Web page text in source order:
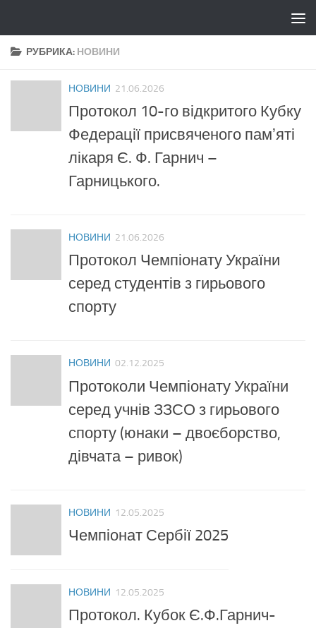
РУБРИКА: НОВИНИ
НОВИНИ 21.06.2026
Протокол 10-го відкритого Кубку
Федерації присвяченого памʼяті
лікаря Є. Ф. Гарнич –
Гарницького.
НОВИНИ 21.06.2026
Протокол Чемпіонату України
серед студентів з гирьового
спорту
НОВИНИ 02.12.2025
Протоколи Чемпіонату України
серед учнів ЗЗСО з гирьового
спорту (юнаки – двоєборство,
дівчата – ривок)
НОВИНИ 12.05.2025
Чемпіонат Сербії 2025
НОВИНИ 12.05.2025
Протокол. Кубок Є.Ф.Гарнич-